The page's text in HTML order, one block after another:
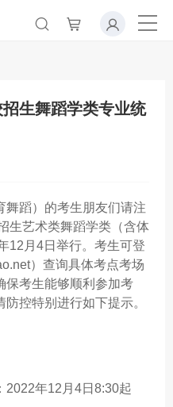
生舞蹈学类专业统
蹈）的考生朋友们请注
生艺术类舞蹈学类（含体
12月4日举行。考生可登
）查询具体考点考场
保考生能够顺利参加考
控特别进行如下提示。
年12月4日8:30起